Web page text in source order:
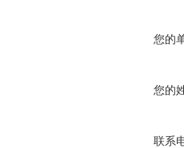
您的
您的
联系